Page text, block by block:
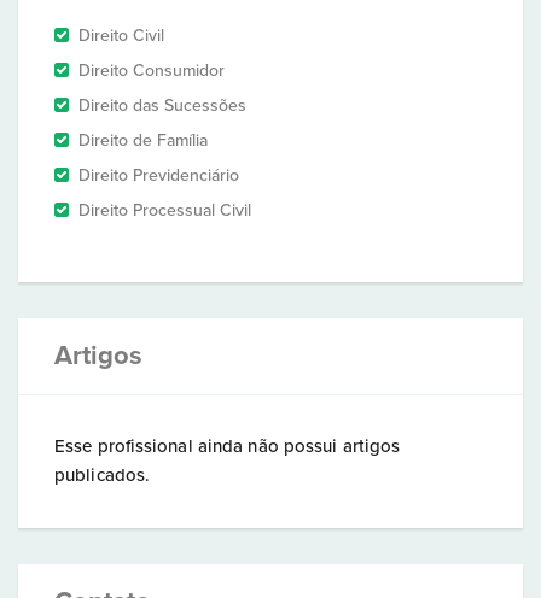
Direito Civil
Direito Consumidor
Direito das Sucessões
Direito de Família
Direito Previdenciário
Direito Processual Civil
Artigos
Esse profissional ainda não possui artigos
publicados.